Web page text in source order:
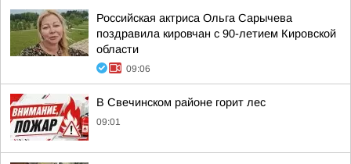
Российская актриса Ольга Сарычева
поздравила кировчан с 90-летием Кировской
области
09:06
В Свечинском районе горит лес
09:01